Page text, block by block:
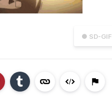
● SD-GIF